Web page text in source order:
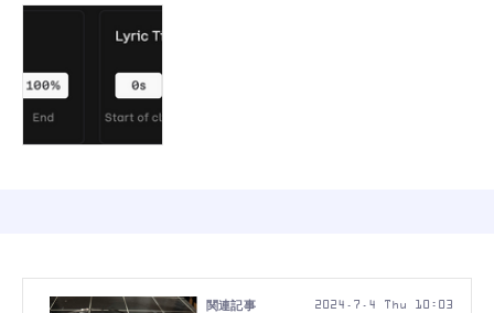
2024.7.4 Thu 10:03